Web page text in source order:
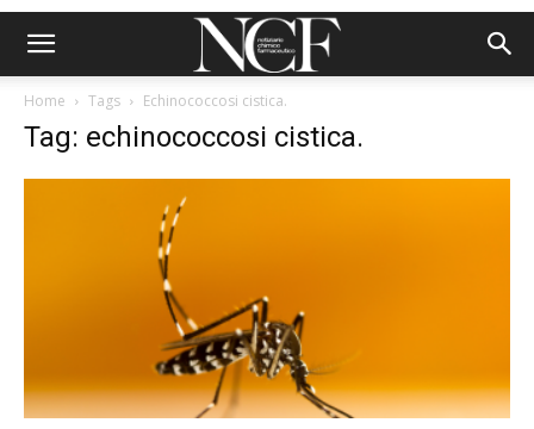
Home Tags Echinococcosi cistica.
Tag: echinococcosi cistica.